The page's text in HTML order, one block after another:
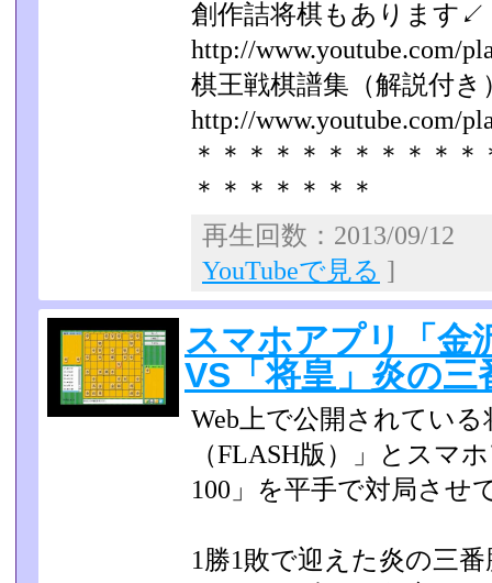
創作詰将棋もあります↙
http://www.youtube.com/
棋王戦棋譜集（解説付
http://www.youtube.com/
＊＊＊＊＊＊＊＊＊＊
＊＊＊＊＊＊＊
再生回数：2013/09/
YouTubeで見る ]
スマホアプリ「金
VS「将皇」炎の三
Web上で公開されてい
（FLASH版）」とスマ
100」を平手で対局させ
1勝1敗で迎えた炎の三